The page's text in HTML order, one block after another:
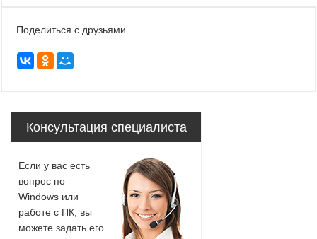
Поделиться с друзьями
Консультация специалиста
Если у вас есть
вопрос по
Windows или
работе с ПК, вы
можете задать его